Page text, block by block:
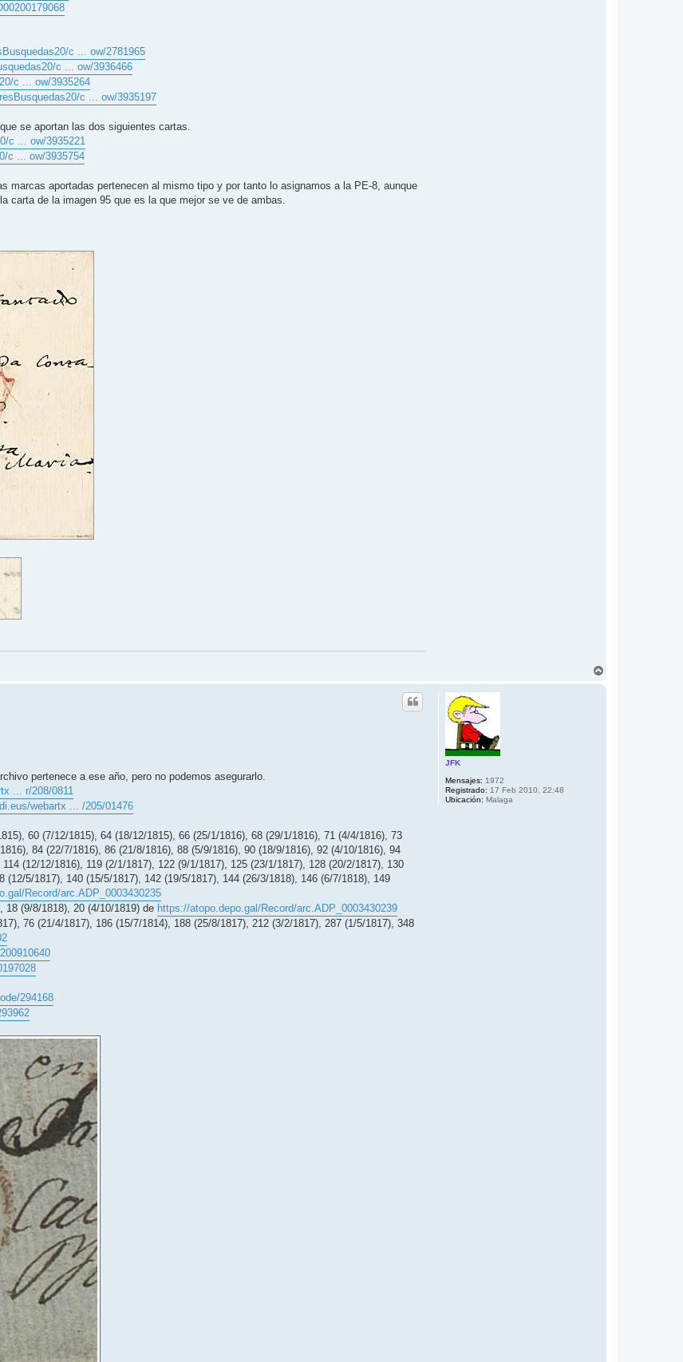
c ... ow/2781965
c ... ow/3936466
c ... ow/3935264
c ... ow/3935197
se aportan las dos siguientes cartas.
c ... ow/3935221
c ... ow/3935754
marcas aportadas pertenecen al mismo tipo y por tanto lo asignamos a la PE-8, aunque
carta de la imagen 95 que es la que mejor se ve de ambas.
JFK
Mensajes: 1972
Registrado: 17 Feb 2010, 22:48
Ubicación: Malaga
pertenece a ese año, pero no podemos asegurarlo.
... r/208/0811
webartx ... /205/01476
60 (7/12/1815), 64 (18/12/1815), 66 (25/1/1816), 68 (29/1/1816), 71 (4/4/1816), 73
84 (22/7/1816), 86 (21/8/1816), 88 (5/9/1816), 90 (18/9/1816), 92 (4/10/1816), 94
(12/12/1816), 119 (2/1/1817), 122 (9/1/1817), 125 (23/1/1817), 128 (20/2/1817), 130
5/1817), 140 (15/5/1817), 142 (19/5/1817), 144 (26/3/1818), 146 (6/7/1818), 149
Record/arc.ADP_0003430235
18 (9/8/1818), 20 (4/10/1819) de https://atopo.depo.gal/Record/arc.ADP_0003430239
76 (21/4/1817), 186 (15/7/1814), 188 (25/8/1817), 212 (3/2/1817), 287 (1/5/1817), 348
294168